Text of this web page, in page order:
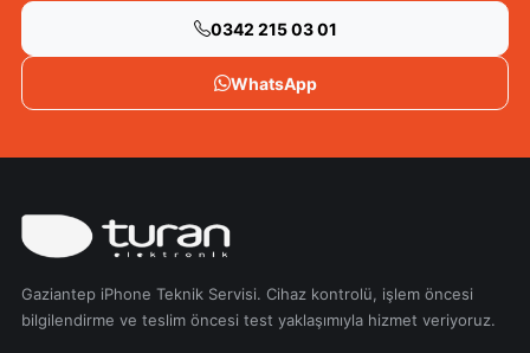
0342 215 03 01
WhatsApp
Gaziantep iPhone Teknik Servisi. Cihaz kontrolü, işlem öncesi
bilgilendirme ve teslim öncesi test yaklaşımıyla hizmet veriyoruz.